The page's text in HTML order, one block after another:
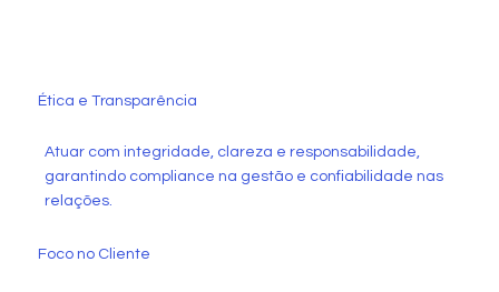
Ética e Transparência
Atuar com integridade, clareza e responsabilidade,
garantindo compliance na gestão e confiabilidade nas
relações.
Foco no Cliente